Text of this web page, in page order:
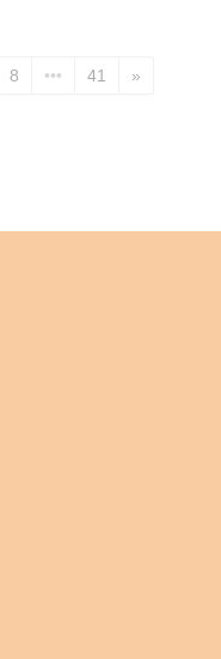
8 ••• 41 »